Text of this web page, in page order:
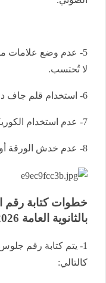
5- عدم وضع علامات
لا تُحتسب.
6- استخدام قلم جاف داكن من نوع جيد.
7- عدم استخدام الكوريكتور.
8- عدم خدش الورقة أو وضع أي علامات إضافية.
خطوات كتابة رقم
بالثانوية العامة 2026
1- يتم كتابة رقم
كالتالي: